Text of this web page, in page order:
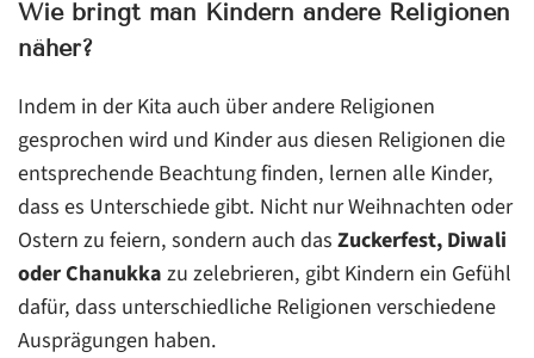
Wie bringt man Kindern andere Religionen
näher?
Indem in der Kita auch über andere Religionen
gesprochen wird und Kinder aus diesen Religionen die
entsprechende Beachtung finden, lernen alle Kinder,
dass es Unterschiede gibt. Nicht nur Weihnachten oder
Ostern zu feiern, sondern auch dasZuckerfest, Diwali
oder Chanukkazu zelebrieren, gibt Kindern ein Gefühl
dafür, dass unterschiedliche Religionen verschiedene
Ausprägungen haben.